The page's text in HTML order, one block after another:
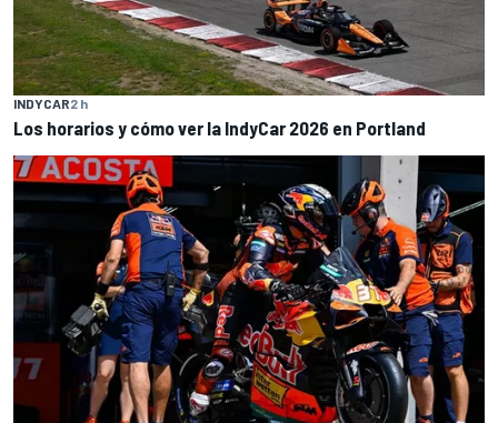
INDYCAR2 h
Los horarios y cómo ver la IndyCar 2026 en Portland